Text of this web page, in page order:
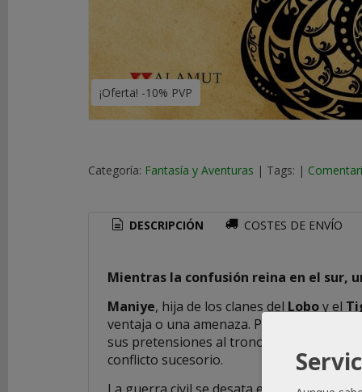
DE
ENVÍO
GRATIS
Destinos
carrito
compra
vacío
¡Oferta! -10% PVP
Categoría: Fantasía y Aventuras | Tags: |
DESCRIPCIÓN COSTES DE ENVÍO
Mientras la confusión reina en el sur,
Maniye, hija de los clanes del Loboy el
ventaja o una amenaza. Para ganar
sus pretensiones al trono.
conflicto sucesorio.